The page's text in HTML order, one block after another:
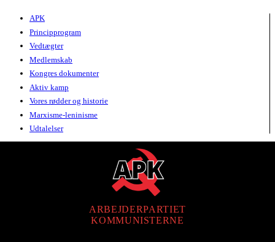
APK
Principprogram
Vedtægter
Medlemskab
Kongres dokumenter
Aktiv kamp
Vores rødder og historie
Marxisme-leninisme
Udtalelser
ARBEJDERPARTIET
KOMMUNISTERNE